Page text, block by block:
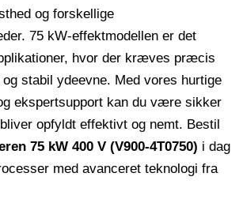
og forskellige
75 kW-effektmodellen er det
hvor der kræves præcis
stabil ydeevne. Med vores hurtige
ekspertsupport kan du være sikker
opfyldt effektivt og nemt. Bestil
75 kW 400 V (V900-4T0750) i dag
med avanceret teknologi fra